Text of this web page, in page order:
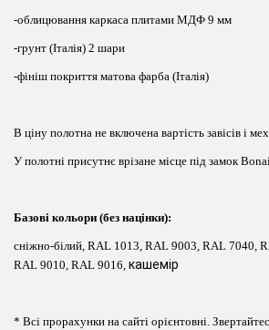
-облицювання каркаса плитами МДФ 9 мм
-грунт (Італія) 2 шари
-фініш покриття матова фарба (Італія)
В ціну полотна не включена вартість завісів і
У полотні присутнє врізане місце під замок
Базові кольори (без націнки):
сніжно-білий, RAL 1013, RAL 9003, RAL 7040,
RAL 9010, RAL 9016, кашемір
* Всі прорахунки на сайті орієнтовні.